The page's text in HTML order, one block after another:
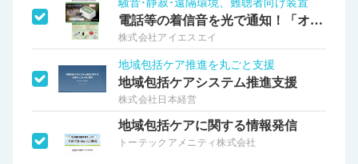
電話等の着信音を光で通知！「オトデオン」
株式会社アイエスエイ
地域包括ケア推進を丸ごと支援
地域包括ケアシステム推進支援
株式会社日本経営
地域包括ケアに関する情報発信
トーテックアメニティ株式会社